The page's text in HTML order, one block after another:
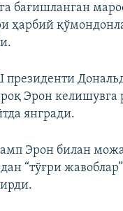
бағишланган
ҳарбий
Эрон келишувга
янгради.
Эрон билан
“тўғри